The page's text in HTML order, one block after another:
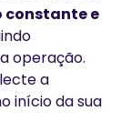
constante e
operação.
a
início da sua